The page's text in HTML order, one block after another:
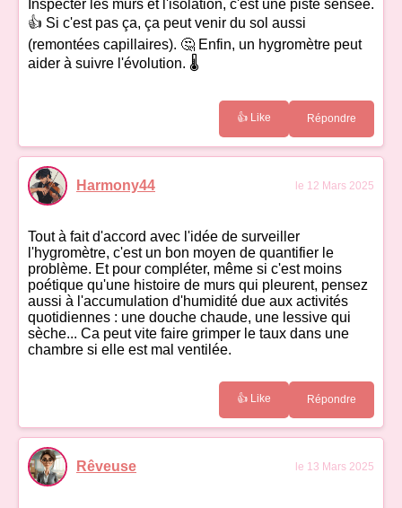
Inspecter les murs et l'isolation, c'est une piste sensée.
👍 Si c'est pas ça, ça peut venir du sol aussi
(remontées capillaires). 🤔 Enfin, un hygromètre peut
aider à suivre l'évolution. 🌡️
👍 Like Répondre
Harmony44 le 12 Mars 2025
Tout à fait d'accord avec l'idée de surveiller
l'hygromètre, c'est un bon moyen de quantifier le
problème. Et pour compléter, même si c'est moins
poétique qu'une histoire de murs qui pleurent, pensez
aussi à l'accumulation d'humidité due aux activités
quotidiennes : une douche chaude, une lessive qui
sèche... Ca peut vite faire grimper le taux dans une
chambre si elle est mal ventilée.
👍 Like Répondre
Rêveuse le 13 Mars 2025